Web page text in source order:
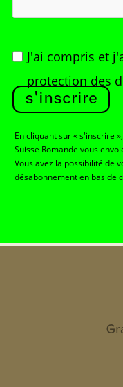
J'ai compris et
protection des
s'inscrire
En cliquant sur « s'inscrire
Suisse Romande vous
Vous avez la possibilité de
désabonnement en bas de